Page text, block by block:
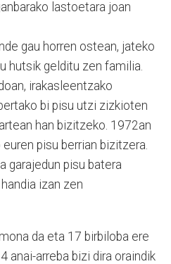
lastoetara joan
gau horren ostean, jateko
hutsik gelditu zen familia.
irakasleentzako
bi pisu utzi zizkioten
han bizitzeko. 1972an
pisu berrian bizitzera.
garajedun pisu batera
izan zen
da eta 17 birbiloba ere
anai-arreba bizi dira oraindik